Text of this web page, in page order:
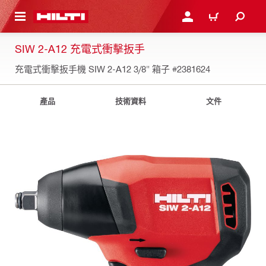
主要內容 登入或註冊購物車
SIW 2-A12 充電式衝擊扳手
充電式衝擊扳手機 SIW 2-A12 3/8" 箱子 #2381624
產品 技術資料 文件